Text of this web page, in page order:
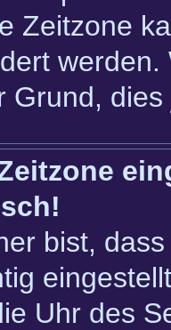
Zeitzone
Grund,
bist,
Uhr des